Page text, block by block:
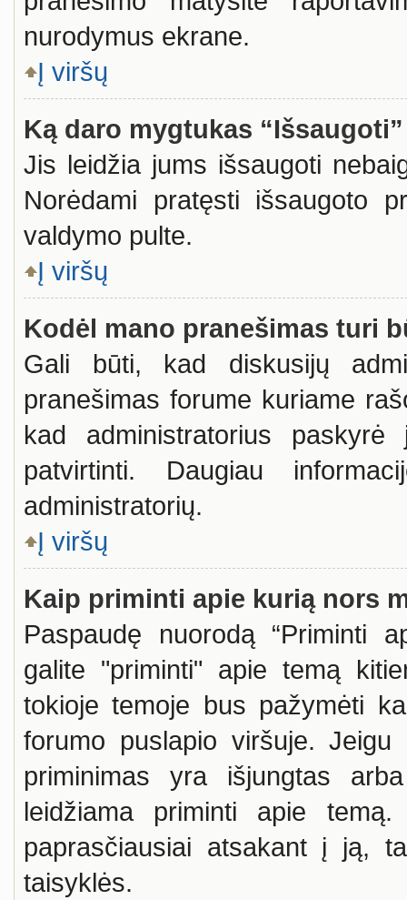
nurodymus ekrane.
Į viršų
Ką daro mygtukas
Jis leidžia jums išsaugoti
Norėdami pratęsti išsaugoto
valdymo pulte.
Į viršų
Kodėl mano pranešimas turi
Gali būti, kad diskusijų
pranešimas forume kuriame
kad administratorius
patvirtinti. Daugiau
administratorių.
Į viršų
Kaip priminti apie kurią nors
Paspaudę nuorodą “Priminti
galite "priminti" apie temą
tokioje temoje bus pažymėti
forumo puslapio viršuje.
priminimas yra išjungtas
leidžiama priminti apie
paprasčiausiai atsakant į ją,
taisyklės.